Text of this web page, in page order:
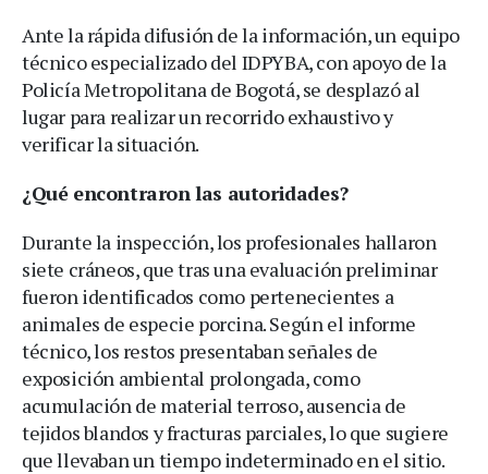
Ante la rápida difusión de la información, un equipo
técnico especializado del IDPYBA, con apoyo de la
Policía Metropolitana de Bogotá, se desplazó al
lugar para realizar un recorrido exhaustivo y
verificar la situación.
¿Qué encontraron las autoridades?
Durante la inspección, los profesionales hallaron
siete cráneos, que tras una evaluación preliminar
fueron identificados como pertenecientes a
animales de especie porcina. Según el informe
técnico, los restos presentaban señales de
exposición ambiental prolongada, como
acumulación de material terroso, ausencia de
tejidos blandos y fracturas parciales, lo que sugiere
que llevaban un tiempo indeterminado en el sitio.